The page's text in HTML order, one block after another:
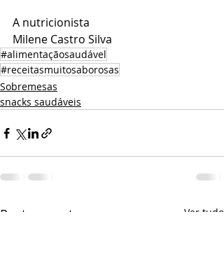
A nutricionista
Milene Castro Silva
#alimentaçãosaudável
#receitasmuitosaborosas
Sobremesas
snacks saudáveis
Posts recentes Ver tudo